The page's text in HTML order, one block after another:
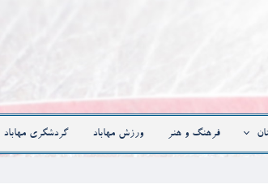
فرهنگ و هنر ورزش مهاباد گردشگری مهاباد